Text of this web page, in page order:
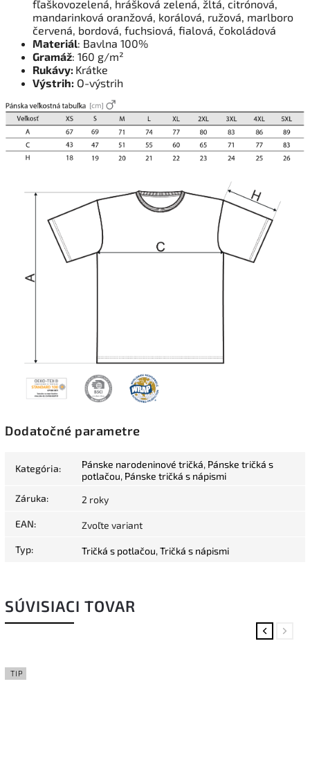
fľaškovozelená, hrášková zelená, žltá, citrónová,
mandarinková oranžová, korálová, ružová, marlboro
červená, bordová, fuchsiová, fialová, čokoládová
Materiál: Bavlna 100%
Gramáž: 160 g/m²
Rukávy: Krátke
Výstrih: O-výstrih
Dodatočné parametre
Kategória: Pánske narodeninové tričká, Pánske tričká s
potlačou, Pánske tričká s nápismi
Záruka: 2 roky
EAN: Zvoľte variant
Typ: Tričká s potlačou, Tričká s nápismi
SÚVISIACI TOVAR
Previous
TIP
Next